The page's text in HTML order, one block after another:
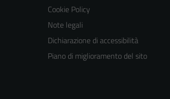
Cookie Policy
Note legali
Dichiarazione di accessibilità
Piano di miglioramento del sito